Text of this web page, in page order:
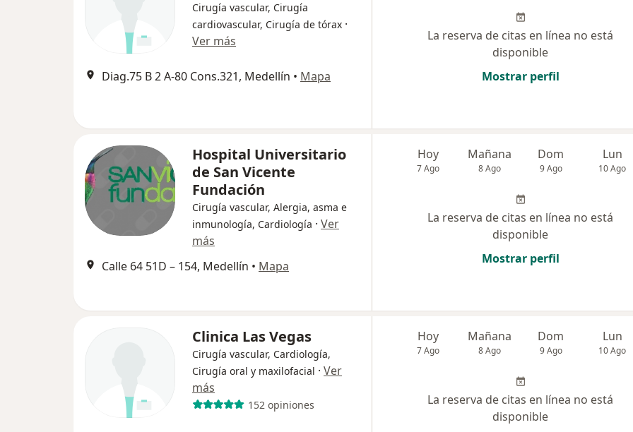
Cirugía vascular, Cirugía
cardiovascular, Cirugía de tórax ·
Ver más
Diag.75 B 2 A-80 Cons.321, Medellín • Mapa
La reserva de citas en línea no está
disponible
Mostrar perfil
Hospital Universitario
de San Vicente
Fundación
Cirugía vascular, Alergia, asma e
inmunología, Cardiología · Ver
más
Calle 64 51D – 154, Medellín • Mapa
Hoy
7 Ago
Mañana
8 Ago
Dom
9 Ago
Lun
10 Ago
La reserva de citas en línea no está
disponible
Mostrar perfil
Clinica Las Vegas
Cirugía vascular, Cardiología,
Cirugía oral y maxilofacial · Ver
más
152 opiniones
Hoy
7 Ago
Mañana
8 Ago
Dom
9 Ago
Lun
10 Ago
La reserva de citas en línea no está
disponible